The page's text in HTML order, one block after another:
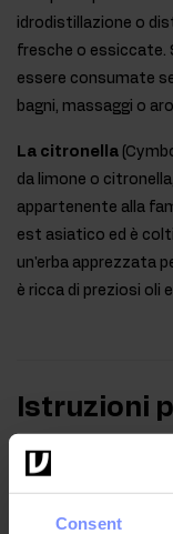
Consent
idrodistillazione o
fresche o essiccate.
essere consumate
bagni, massaggi o
La citronella
da limone o
appartenente alla
est asiatico ed è
un'erba apprezzata
è ricca di preziosi oli
Istruzioni